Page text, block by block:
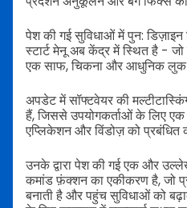
पेश की गई सुविधाओं में पुन: डिज़ाइन
स्टार्ट मेनू अब केंद्र में स्थित है -
एक साफ, चिकना और आधुनिक लुक
अपडेट में सॉफ्टवेयर की
हैं, जिससे उपयोगकर्ताओं के लिए
एप्लिकेशन और विंडोज़ को प्रबंधित
उनके द्वारा पेश की गई एक और
कमांड फ़ंक्शन का एकीकरण है, जो
बनाती है और पहुंच सुविधाओं को